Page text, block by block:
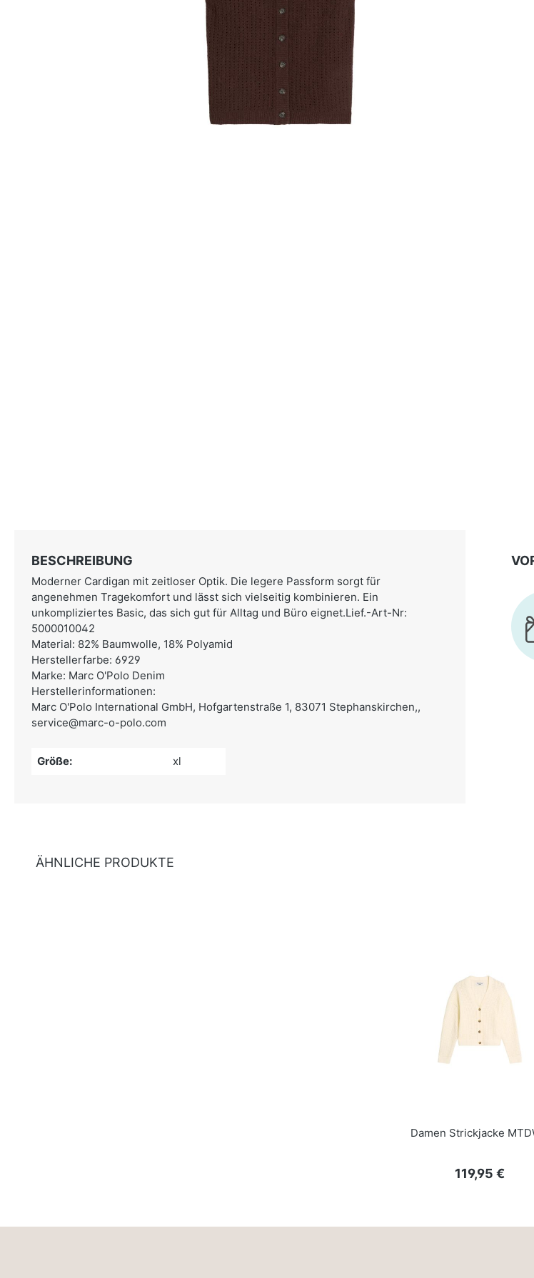
BESCHREIBUNG
Moderner Cardigan mit zeitloser Optik. Die legere Passform sorgt für
angenehmen Tragekomfort und lässt sich vielseitig kombinieren. Ein
unkompliziertes Basic, das sich gut für Alltag und Büro eignet.Lief.-Art-Nr:
5000010042
Material: 82% Baumwolle, 18% Polyamid
Herstellerfarbe: 6929
Marke: Marc O'Polo Denim
Herstellerinformationen:
Marc O'Polo International GmbH, Hofgartenstraße 1, 83071 Stephanskirchen,,
service@marc-o-polo.com
Größe: xl
ÄHNLICHE PRODUKTE
Damen Strickjacke
Regulärer
119,95 €